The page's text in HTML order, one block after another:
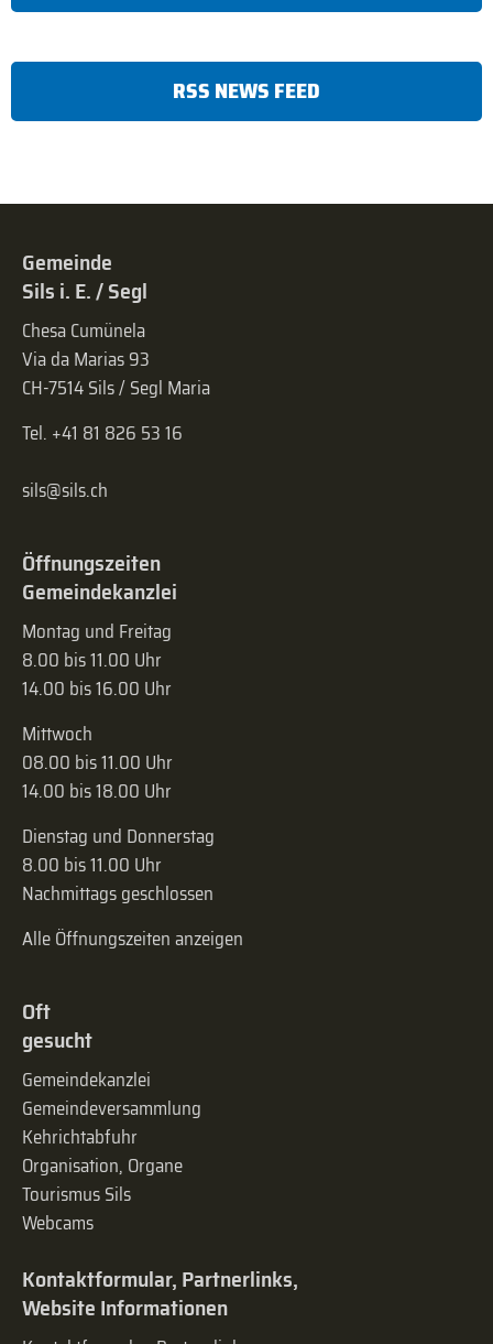
RSS NEWS FEED
Gemeinde
Sils i. E. / Segl
Chesa Cumünela
Via da Marias 93
CH-7514 Sils / Segl Maria
Tel. +41 81 826 53 16
sils@sils.ch
Öffnungszeiten
Gemeindekanzlei
Montag und Freitag
8.00 bis 11.00 Uhr
14.00 bis 16.00 Uhr
Mittwoch
08.00 bis 11.00 Uhr
14.00 bis 18.00 Uhr
Dienstag und Donnerstag
8.00 bis 11.00 Uhr
Nachmittags geschlossen
Alle Öffnungszeiten anzeigen
Oft
gesucht
Gemeindekanzlei
Gemeinde­versammlung
Kehrichtabfuhr
Organisation, Organe
Tourismus Sils
Webcams
Kontaktformular, Partnerlinks,
Website Informationen